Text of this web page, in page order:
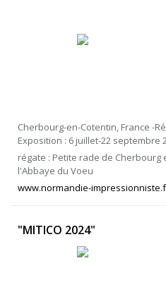
Cherbourg-en-Cotentin, France -
Exposition : 6 juillet-22 septembre
régate : Petite rade de Cherbourg
l'Abbaye du Voeu
www.normandie-
"MITICO 2024"